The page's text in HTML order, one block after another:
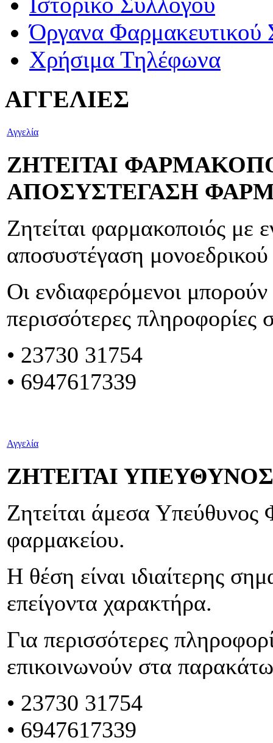
Όργανα Φαρμακευτικού
Χρήσιμα Τηλέφωνα
ΑΓΓΕΛΙΕΣ
Αγγελία
ΖΗΤΕΙΤΑΙ
ΑΠΟΣΥΣΤΕΓΑΣΗ
Ζητείται φαρμακοποιός με
αποσυστέγαση
Οι ενδιαφερόμενοι
περισσότερες
• 23730 31754
• 6947617339
Αγγελία
ΖΗΤΕΙΤΑΙ
Ζητείται άμεσα Υπεύθυνος
φαρμακείου.
Η θέση είναι ιδιαίτερης
επείγοντα χαρακτήρα.
Για περισσότερες
επικοινωνούν στα
• 23730 31754
• 6947617339